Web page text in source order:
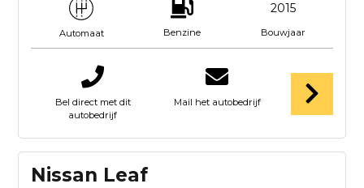
Automaat Benzine
2015
Bouwjaar
Bel direct met dit
autobedrijf
Mail het autobedrijf
Nissan Leaf